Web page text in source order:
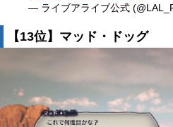
— ライブアライブ公式
【13位】マッド・ドッグ